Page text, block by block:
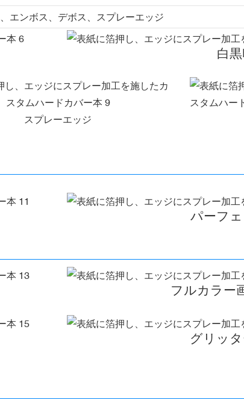
エンボス、デボス、スプレーエッジ
白
スプレーエッジ
パーフ
フルカラー
グリッ